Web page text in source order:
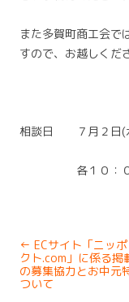
また多賀町商工会で
すので、お越しくだ
相談日 ７月２日(
各１０：００
Post
navigation
← ECサイト「ニッ
クト.com」に係る掲
の募集協力とお中元
ついて